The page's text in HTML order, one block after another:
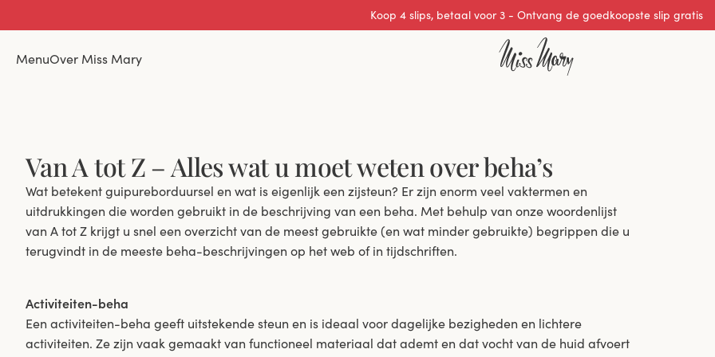
Uitstekende 0 van 5
MenuOver Miss Mary
Van A tot Z – Alles wat u moet weten over beha’s
Wat betekent guipureborduursel en wat is eigenlijk een zijsteun? Er zijn enorm veel vaktermen en
uitdrukkingen die worden gebruikt in de beschrijving van een beha. Met behulp van onze woordenlijst
van A tot Z krijgt u snel een overzicht van de meest gebruikte (en wat minder gebruikte) begrippen die u
terugvindt in de meeste beha-beschrijvingen op het web of in tijdschriften.
Activiteiten-beha
Een activiteiten-beha geeft uitstekende steun en is ideaal voor dagelijke bezigheden en lichtere
activiteiten. Ze zijn vaak gemaakt van functioneel materiaal dat ademt en dat vocht van de huid afvoert